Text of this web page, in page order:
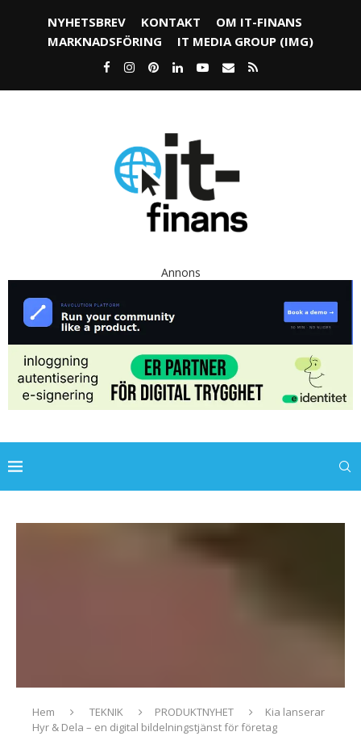
NYHETSBREV KONTAKT
OM IT-FINANS
MARKNADSFÖRING
IT MEDIA GROUP (IMG)
Annons
Hem TEKNIK PRODUKTNYHET
Kia lanserar
Hyr & Dela – en digital bildelningstjänst för företag